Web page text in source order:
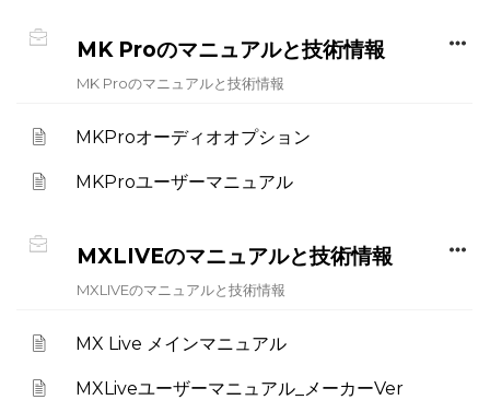
MK Proのマニュアルと技術情報
MK Proのマニュアルと技術情報
MKProオーディオオプション
MKProユーザーマニュアル
MXLIVEのマニュアルと技術情報
MXLIVEのマニュアルと技術情報
MX Live メインマニュアル
MXLiveユーザーマニュアル_メーカーVer